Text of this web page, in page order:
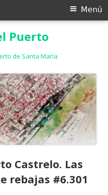
Puerto
de Santa María
Menú
Castrelo. Las
rebajas #6.301